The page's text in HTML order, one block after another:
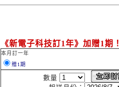
《新電子科技訂1年》加贈1期！
本月訂一年
贈1期
數量